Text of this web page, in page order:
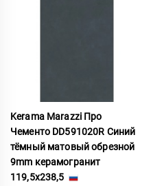
Kerama Marazzi Про
Чементо DD591020R Синий
тёмный матовый обрезной
9mm керамогранит
119,5x238,5